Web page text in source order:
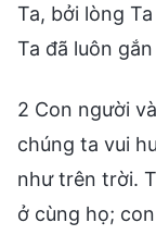
Ta, bởi lòng
Ta đã luôn
2 Con người
chúng ta vui
như trên trời.
ở cùng họ;